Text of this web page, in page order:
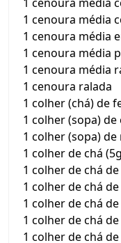
1 cenoura média
1 cenoura média
1 cenoura média
1 cenoura média
1 cenoura ralada
1 colher (chá) de
1 colher (sopa)
1 colher (sopa)
1 colher de chá
1 colher de chá
1 colher de chá
1 colher de chá
1 colher de chá
1 colher de chá